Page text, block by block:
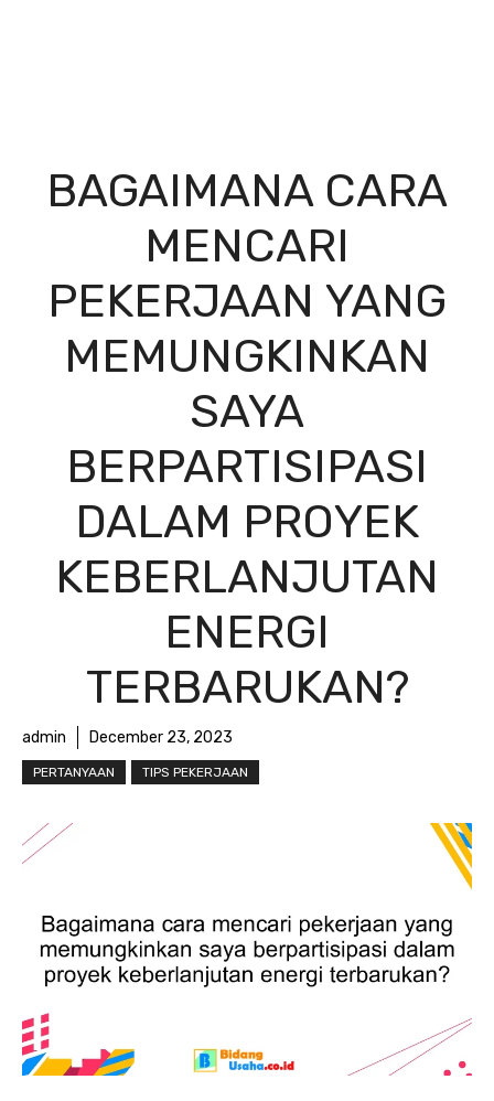
BAGAIMANA CARA
MENCARI
PEKERJAAN YANG
MEMUNGKINKAN
SAYA
BERPARTISIPASI
DALAM PROYEK
KEBERLANJUTAN
ENERGI
TERBARUKAN?
admin December 23, 2023
PERTANYAAN TIPS PEKERJAAN